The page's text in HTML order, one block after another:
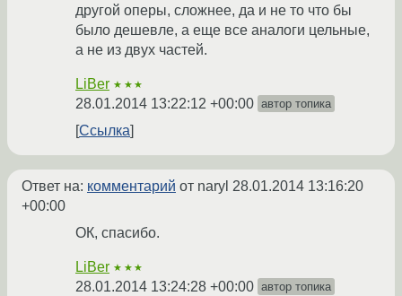
другой оперы, сложнее, да и не то что бы
было дешевле, а еще все аналоги цельные,
а не из двух частей.
LiBer ★★★
28.01.2014 13:22:12 +00:00 автор топика
Ссылка
Ответ на: комментарий от naryl 28.01.2014 13:16:20
+00:00
ОК, спасибо.
LiBer ★★★
28.01.2014 13:24:28 +00:00 автор топика